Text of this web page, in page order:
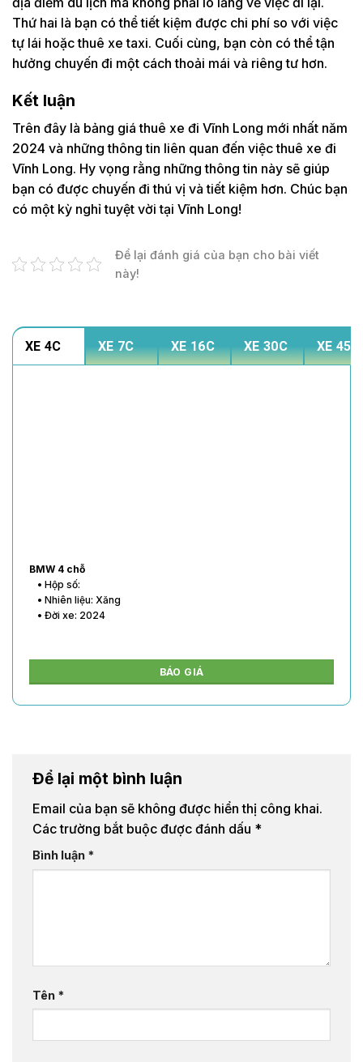
Thứ hai là bạn có thể tiết kiệm được chi phí so với việc
tự lái hoặc thuê xe taxi. Cuối cùng, bạn còn có thể tận
hưởng chuyến đi một cách thoải mái và riêng tư hơn.
Kết luận
Trên đây là bảng giá thuê xe đi Vĩnh Long mới nhất năm
2024 và những thông tin liên quan đến việc thuê xe đi
Vĩnh Long. Hy vọng rằng những thông tin này sẽ giúp
bạn có được chuyến đi thú vị và tiết kiệm hơn. Chúc bạn
có một kỳ nghỉ tuyệt vời tại Vĩnh Long!
Để lại đánh giá của bạn cho bài viết
này!
XE 4C XE 7C XE 16C XE 30C XE 45C
BMW 4 chỗ
• Hộp số:
• Nhiên liệu: Xăng
• Đời xe: 2024
BÁO GIÁ
Để lại một bình luận
Email của bạn sẽ không được hiển thị công khai.
Các trường bắt buộc được đánh dấu *
Bình luận *
Tên *